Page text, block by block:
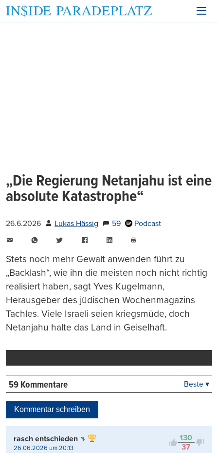
„Die Regierung Netanjahu ist eine
absolute Katastrophe“
26.6.2026 Lukas Hässig 59
Podcast
WhatsAppTwitter FacebookLinkedIn
drucken
Stets noch mehr Gewalt anwenden führt zu
„Backlash“, wie ihn die meisten noch nicht richtig
realisiert haben, sagt Yves Kugelmann,
Herausgeber des jüdischen Wochenmagazins
Tachles. Viele Israeli seien kriegsmüde, doch
Netanjahu halte das Land in Geiselhaft.
59 Kommentare
Kontrovers
Beste ▾
Kommentar schreiben
130
37
rasch entschieden
26.06.2026 um 20:13